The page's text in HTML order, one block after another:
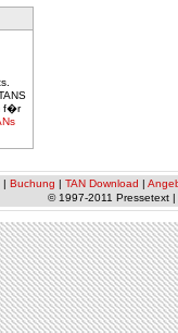
f�r
| Buchung | TAN Download |
© 1997-2011 Pressetext